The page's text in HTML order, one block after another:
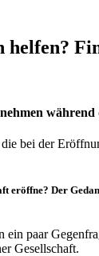
bei der
eröffne? Der
ein paar
Gesellschaft.